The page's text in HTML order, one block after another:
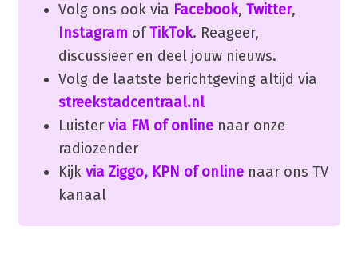
Volg ons ook via Facebook, Twitter,
Instagram ofTikTok. Reageer,
discussieer en deel jouw nieuws.
Volg de laatste berichtgeving altijd via
streekstadcentraal.nl
Luister via FM of onlinenaar onze
radiozender
Kijk via Ziggo, KPN of onlinenaar ons TV
kanaal